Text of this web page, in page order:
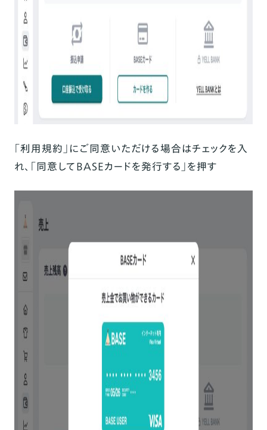
「利用規約」にご同意いただける場合はチェックを入
れ、「同意してBASEカードを発行する」を押す